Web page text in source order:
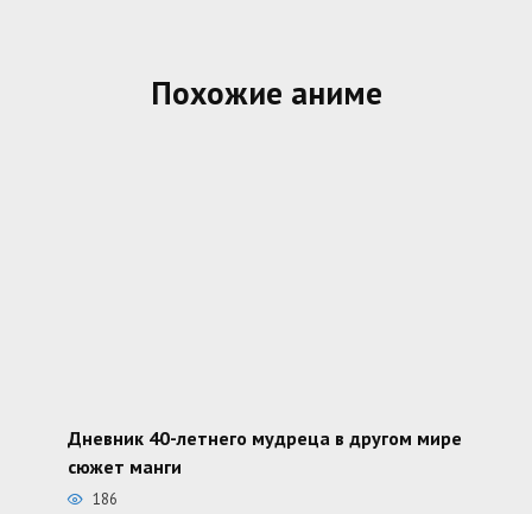
Похожие аниме
Дневник 40-летнего мудреца в другом мире
сюжет манги
186